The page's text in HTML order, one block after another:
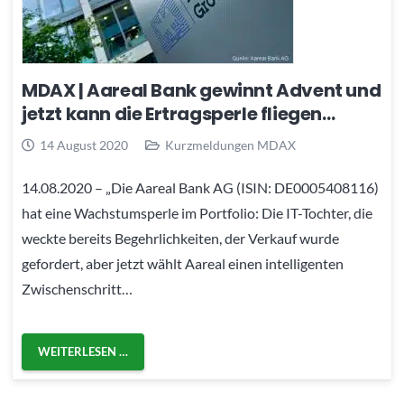
MDAX | Aareal Bank gewinnt Advent und
jetzt kann die Ertragsperle fliegen…
14 August 2020 Kurzmeldungen MDAX
14.08.2020 – „Die Aareal Bank AG (ISIN: DE0005408116)
hat eine Wachstumsperle im Portfolio: Die IT-Tochter, die
weckte bereits Begehrlichkeiten, der Verkauf wurde
gefordert, aber jetzt wählt Aareal einen intelligenten
Zwischenschritt…
WEITERLESEN …